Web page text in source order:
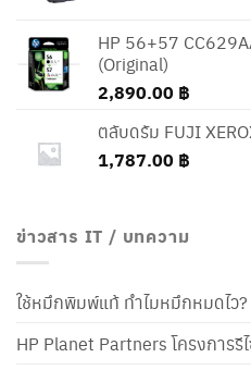
HP 56+57
(Original)
2,890.00 ฿
ตลับดรัม FUJI
1,787.00 ฿
ข่าวสาร IT / บทความ
ใช้หมึกพิมพ์แท้ ทำไมหมึกหมดไว?
HP Planet Partners โครงการ